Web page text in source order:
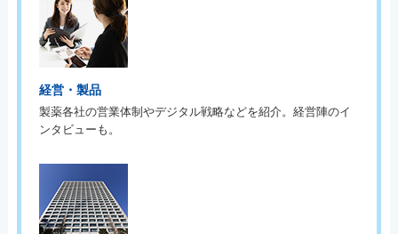
経営・製品
製薬各社の営業体制やデジタル戦略などを紹介。経営陣のイ
ンタビューも。